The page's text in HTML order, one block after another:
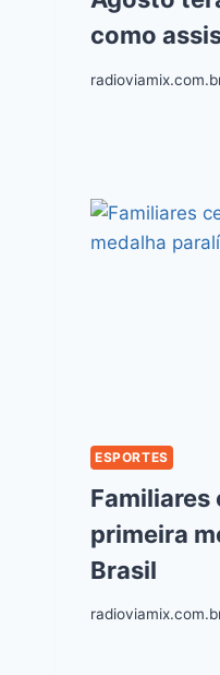
como
ESPORTES
Familiares
primeira
Brasil